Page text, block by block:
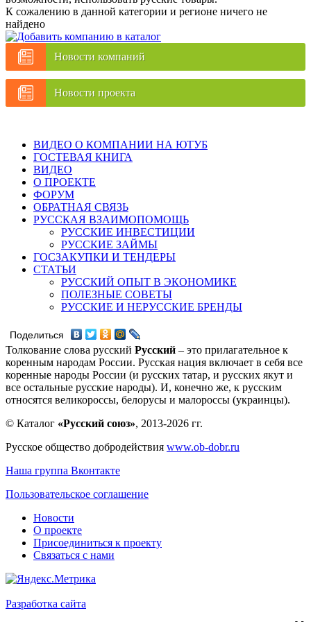
К сожалению в данной категории и регионе ничего не
найдено
Новости компаний
Новости проекта
ВИДЕО О КОМПАНИИ НА ЮТУБ
ГОСТЕВАЯ КНИГА
ВИДЕО
О ПРОЕКТЕ
ФОРУМ
ОБРАТНАЯ СВЯЗЬ
РУССКАЯ ВЗАИМОПОМОЩЬ
РУССКИЕ ИНВЕСТИЦИИ
РУССКИЕ ЗАЙМЫ
ГОСЗАКУПКИ И ТЕНДЕРЫ
СТАТЬИ
РУССКИЙ ОПЫТ В ЭКОНОМИКЕ
ПОЛЕЗНЫЕ СОВЕТЫ
РУССКИЕ И НЕРУССКИЕ БРЕНДЫ
Поделиться
Толкование слова русский Русский – это прилагательное к
коренным народам России. Русская нация включает в себя все
коренные народы России (и русских татар, и русских якут и
все остальные русские народы). И, конечно же, к русским
относятся великороссы, белорусы и малороссы (украинцы).
© Каталог «Русский союз», 2013-2026 гг.
Русское общество добродействия www.ob-dobr.ru
Наша группа Вконтакте
Пользовательское соглашение
Новости
О проекте
Присоединиться к проекту
Связаться с нами
Разработка сайта